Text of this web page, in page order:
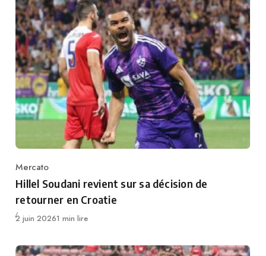
Category
Mercato
Hillel Soudani revient sur sa décision de
retourner en Croatie
Publié
2 juin 20261 min lire